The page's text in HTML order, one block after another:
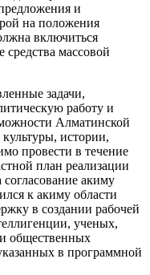
и
на положения
включиться
средства массовой
задачи,
работу и
Алматинской
культуры, истории,
провести в течение
план реализации
акиму
к акиму области
в создании рабочей
ученых,
общественных
в программной